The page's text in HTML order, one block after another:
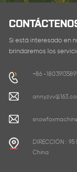
Si está interesado en
brindaremos los
+86 -18039135891
DIRECCIÓN :
China